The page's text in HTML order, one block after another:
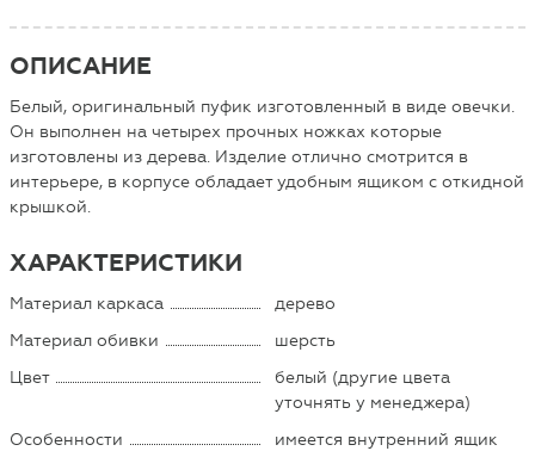
ОПИСАНИЕ
Белый, оригинальный пуфик изготовленный в виде овечки.
Он выполнен на четырех прочных ножках которые
изготовлены из дерева. Изделие отлично смотрится в
интерьере, в корпусе обладает удобным ящиком с откидной
крышкой.
ХАРАКТЕРИСТИКИ
Материал каркаса
дерево
Материал обивки
шерсть
Цвет
белый (другие цвета
уточнять у менеджера)
Особенности
имеется внутренний ящик